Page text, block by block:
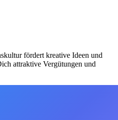
fördert kreative Ideen und
attraktive Vergütungen und